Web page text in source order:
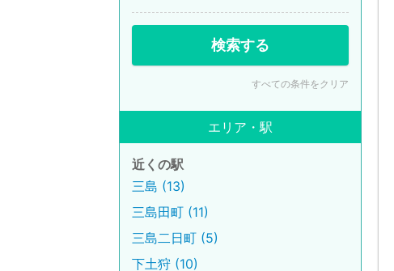
検索する
すべての条件をクリア
エリア・駅
近くの駅
三島 (13)
三島田町 (11)
三島二日町 (5)
下土狩 (10)